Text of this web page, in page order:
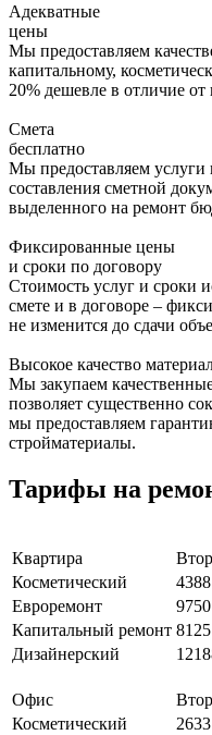
Адекватные
цены
Мы предоставляем
капитальному,
20% дешевле в отличие от
Смета
бесплатно
Мы предоставляем услуги
составления сметной
выделенного на ремонт
Фиксированные цены
и сроки по договору
Стоимость услуг и сроки
смете и в договоре –
не изменится до сдачи
Высокое качество
Мы закупаем
позволяет существенно
мы предоставляем
стройматериалы.
Тарифы на
Квартира
Косметический
4388
Евроремонт
9750
Капитальный ремонт 8125
Дизайнерский
Офис
Косметический
2633